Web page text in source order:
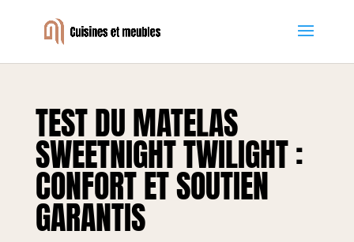
TEST DU MATELAS
SWEETNIGHT TWILIGHT :
CONFORT ET SOUTIEN
GARANTIS